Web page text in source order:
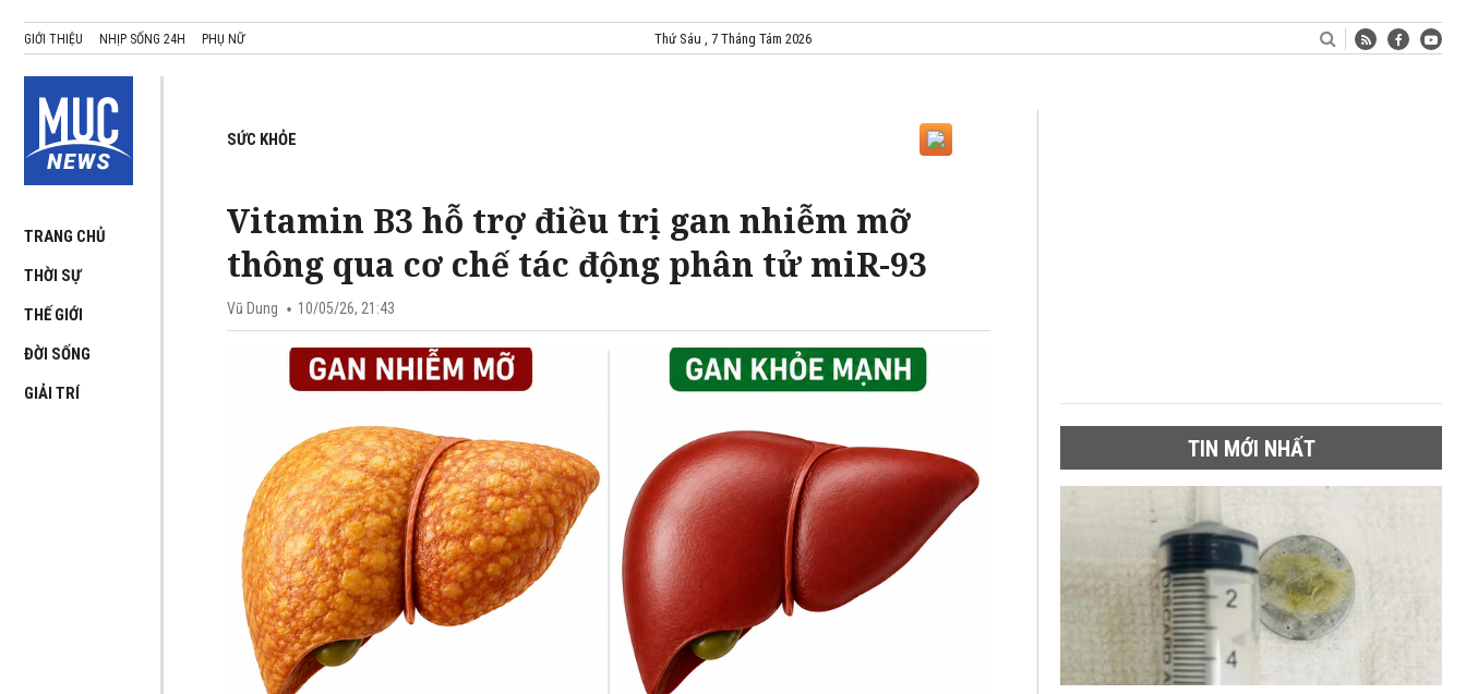
GIỚI THIỆU NHỊP SỐNG 24H PHỤ NỮ Thứ Sáu , 7 Tháng Tám 2026
TRANG CHỦ
THỜI SỰ
THẾ GIỚI
ĐỜI SỐNG
GIẢI TRÍ
SỨC KHỎE
Vitamin B3 hỗ trợ điều trị gan nhiễm mỡ
thông qua cơ chế tác động phân tử miR-93
Vũ Dung 10/05/26, 21:43
TIN MỚI NHẤT